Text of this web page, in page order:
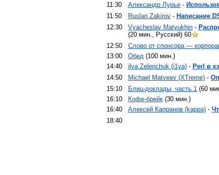
11:30
Александр Лурье-
11:50
Ruslan Zakirov- ‎Написание
12:30
Vyacheslav Matyukhin-
(20 мин., Русский) 60
12:50
‎Слово от спонсора —
13:00
‎Обед‎ (100 мин.)
14:40
ilya Zelenchuk (‎i1ya‎)- ‎Perl в
14:50
Michael Matveev (‎XTreme‎)-
15:10
‎Блиц-доклады, часть 1‎ (60
16:10
‎Кофе-брейк‎(30 мин.)
16:40
Алексей Капранов (‎kappa‎)-
18:40